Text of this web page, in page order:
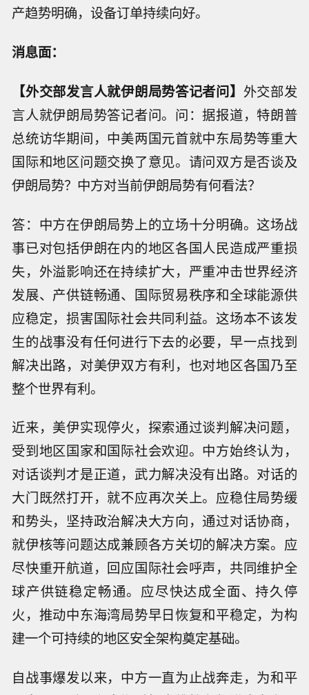
产趋势明确，设备订单持续向好。
消息面：
【外交部发言人就伊朗局势答记者问】 外交部发
言人就伊朗局势答记者问。问：据报道，特朗普
总统访华期间，中美两国元首就中东局势等重大
国际和地区问题交换了意见。请问双方是否谈及
伊朗局势？中方对当前伊朗局势有何看法？
答：中方在伊朗局势上的立场十分明确。这场战
事已对包括伊朗在内的地区各国人民造成严重损
失，外溢影响还在持续扩大，严重冲击世界经济
发展、产供链畅通、国际贸易秩序和全球能源供
应稳定，损害国际社会共同利益。这场本不该发
生的战事没有任何进行下去的必要，早一点找到
解决出路，对美伊双方有利，也对地区各国乃至
整个世界有利。
近来，美伊实现停火，探索通过谈判解决问题，
受到地区国家和国际社会欢迎。中方始终认为，
对话谈判才是正道，武力解决没有出路。对话的
大门既然打开，就不应再次关上。应稳住局势缓
和势头，坚持政治解决大方向，通过对话协商，
就伊核等问题达成兼顾各方关切的解决方案。应
尽快重开航道，回应国际社会呼声，共同维护全
球产供链稳定畅通。应尽快达成全面、持久停
火，推动中东海湾局势早日恢复和平稳定，为构
建一个可持续的地区安全架构奠定基础。
自战事爆发以来，中方一直为止战奔走，为和平